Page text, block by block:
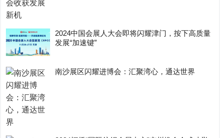
2024中国会展人大会即将闪耀津门，按下高质量
发展“加速键”
南沙展区闪耀进博会：汇聚湾心，通达世界